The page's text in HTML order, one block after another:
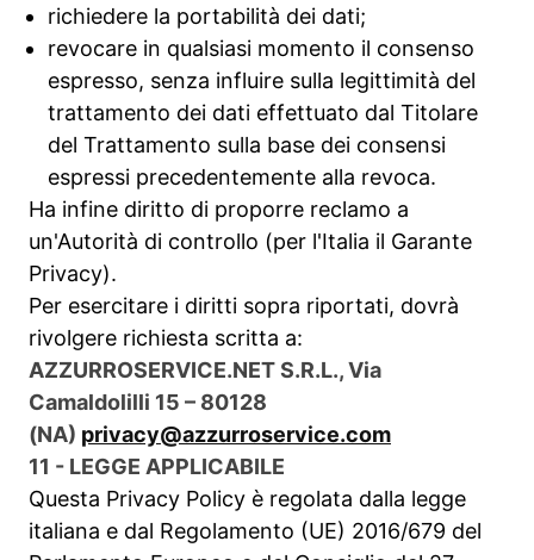
richiedere la portabilità dei dati;
revocare in qualsiasi momento il consenso
espresso, senza influire sulla legittimità del
trattamento dei dati effettuato dal Titolare
del Trattamento sulla base dei consensi
espressi precedentemente alla revoca.
Ha infine diritto di proporre reclamo a
un'Autorità di controllo (per l'Italia il Garante
Privacy).
Per esercitare i diritti sopra riportati, dovrà
rivolgere richiesta scritta a:
AZZURROSERVICE.NET S.R.L., Via
Camaldolilli 15 – 80128
(NA) privacy@azzurroservice.com
11 - LEGGE APPLICABILE
Questa Privacy Policy è regolata dalla legge
italiana e dal Regolamento (UE) 2016/679 del